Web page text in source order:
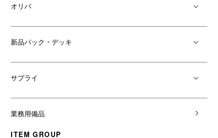
オリパ
新品パック・デッキ
サプライ
業務用備品
ITEM GROUP